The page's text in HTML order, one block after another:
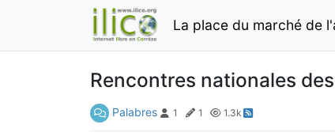
La place du marché de
Rencontres nationales
Palabres 1 1 1.3k